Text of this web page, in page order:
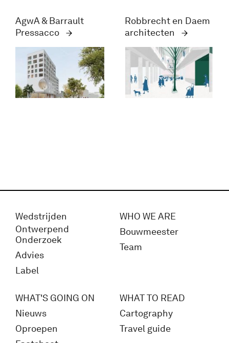
AgwA & Barrault
Pressacco
Robbrecht en Daem
architecten
Wedstrijden
Ontwerpend
Onderzoek
Advies
Label
WHO WE ARE
Bouwmeester
Team
WHAT'S GOING ON
Nieuws
Oproepen
WHAT TO READ
Cartography
Travel guide